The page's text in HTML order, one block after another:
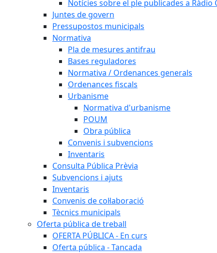
Notícies sobre el ple publicades a Ràdio
Juntes de govern
Pressupostos municipals
Normativa
Pla de mesures antifrau
Bases reguladores
Normativa / Ordenances generals
Ordenances fiscals
Urbanisme
Normativa d'urbanisme
POUM
Obra pública
Convenis i subvencions
Inventaris
Consulta Pública Prèvia
Subvencions i ajuts
Inventaris
Convenis de col·laboració
Tècnics municipals
Oferta pública de treball
OFERTA PÚBLICA - En curs
Oferta pública - Tancada